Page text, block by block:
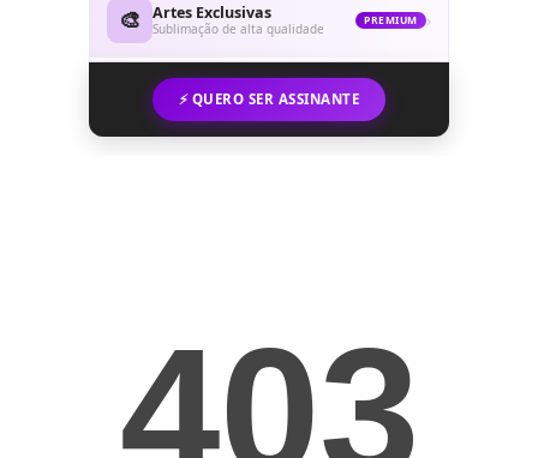
🎨 Artes Exclusivas
Sublimação de alta qualidade
PREMIUM ›
⚡ QUERO SER ASSINANTE